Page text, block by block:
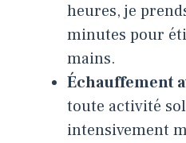
heures, je
minutes pour
mains.
Échauffement
toute activité
intensivement